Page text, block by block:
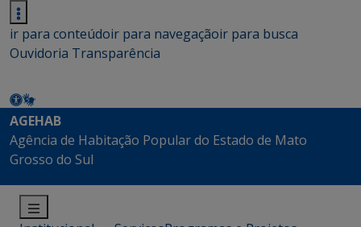
ir para conteúdoir para navegaçãoir para busca
Ouvidoria Transparência
AGEHAB
Agência de Habitação Popular do Estado de Mato
Grosso do Sul